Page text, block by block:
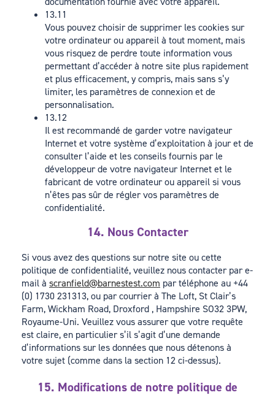
13.11
Vous pouvez choisir de supprimer les cookies sur
votre ordinateur ou appareil à tout moment, mais
vous risquez de perdre toute information vous
permettant d’accéder à notre site plus rapidement
et plus efficacement, y compris, mais sans s’y
limiter, les paramètres de connexion et de
personnalisation.
13.12
Il est recommandé de garder votre navigateur
Internet et votre système d’exploitation à jour et de
consulter l’aide et les conseils fournis par le
développeur de votre navigateur Internet et le
fabricant de votre ordinateur ou appareil si vous
n’êtes pas sûr de régler vos paramètres de
confidentialité.
14. Nous Contacter
Si vous avez des questions sur notre site ou cette
politique de confidentialité, veuillez nous contacter par e-
mail à scranfield@barnestest.com par téléphone au +44
(0) 1730 231313, ou par courrier à The Loft, St Clair’s
Farm, Wickham Road, Droxford , Hampshire SO32 3PW,
Royaume-Uni. Veuillez vous assurer que votre requête
est claire, en particulier s’il s’agit d’une demande
d’informations sur les données que nous détenons à
votre sujet (comme dans la section 12 ci-dessus).
15. Modifications de notre politique de